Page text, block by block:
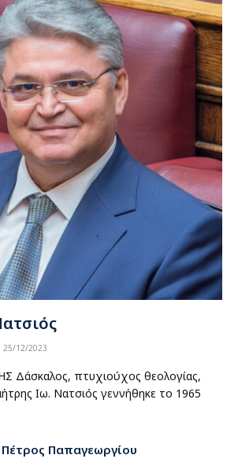
25/12/2023
Δάσκαλος, πτυχιούχος θεολογίας,
Ιω. Νατσιός γεννήθηκε το 1965
Πέτρος Παπαγεωργίου